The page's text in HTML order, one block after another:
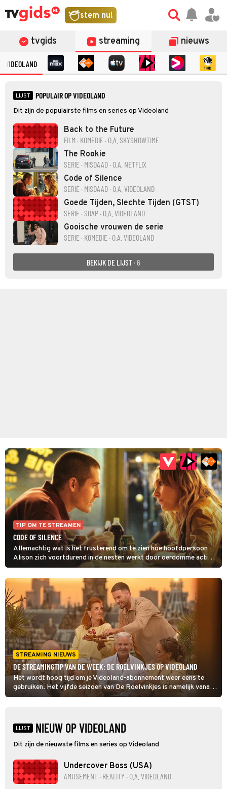
stem nu!
tvgids streaming nieuws
VIDEOLAND
LIJST POPULAIR OP VIDEOLAND
Dit zijn de populairste films en series op Videoland
Back to the Future
FILM · KOMEDIE · O.A. SKYSHOWTIME
The Rookie
SERIE · MISDAAD · O.A. NETFLIX
Code of Silence
SERIE · MISDAAD · O.A. VIDEOLAND
Goede Tijden, Slechte Tijden (GTST)
SERIE · SOAP · O.A. VIDEOLAND
Gooische vrouwen de serie
SERIE · KOMEDIE · O.A. VIDEOLAND
BEKIJK DE LIJST · 6
TIP OM TE STREAMEN
CODE OF SILENCE
Allemachtig wat is het frusterend om te zien hoe hoofdpersoon
Alison zich voortdurend in de nesten werkt door oerdomme acties.
In de echte wereld was ze allang omgelegd door de slechteriken
die ze bespioneerd. Maar gelukkig gaat het hier om een tv-serie
waardoor Allison telkens weer wegkomt met haar onnozele
gedrag. Als je die ergernis een plekje kan geven, is Code of Silence
toch spannend genoeg om te bekijken.
STREAMING NIEUWS
DE STREAMINGTIP VAN DE WEEK: DE ROELVINKJES OP VIDEOLAND
Het wordt hoog tijd om je Videoland-abonnement weer eens te
gebruiken. Het vijfde seizoen van De Roelvinkjes is namelijk vanaf
nu te streamen.
LIJST NIEUW OP VIDEOLAND
Dit zijn de nieuwste films en series op Videoland
Undercover Boss (USA)
AMUSEMENT · REALITY · O.A. VIDEOLAND